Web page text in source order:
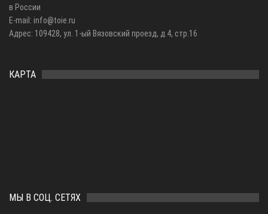
в России
E-mail: info@toie.ru
Адрес: 109428, ул. 1-ый Вязовский проезд, д.4, стр.16
КАРТА
МЫ В СОЦ. СЕТЯХ